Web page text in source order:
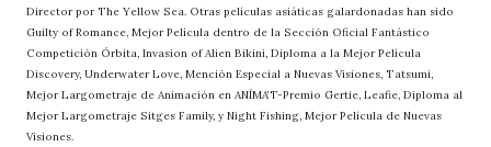
Director por The Yellow Sea. Otras películas asiáticas galardonadas han sido
Guilty of Romance, Mejor Película dentro de la Sección Oficial Fantástico
Competición Órbita, Invasion of Alien Bikini, Diploma a la Mejor Película
Discovery, Underwater Love, Mención Especial a Nuevas Visiones, Tatsumi,
Mejor Largometraje de Animación en ANÍMA’T-Premio Gertie, Leafie, Diploma al
Mejor Largometraje Sitges Family, y Night Fishing, Mejor Película de Nuevas
Visiones.